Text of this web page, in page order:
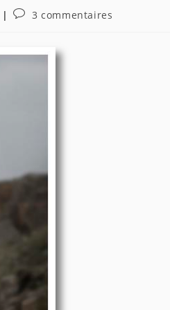
Commentaires
publication :
3 commentaires